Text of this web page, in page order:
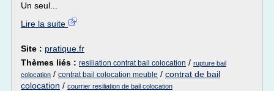
Un seul...
Lire la suite
Site : pratique.fr
Thèmes liés : resiliation contrat bail colocation / rupture bail
colocation / contrat bail colocation meuble / contrat de bail
colocation / courrier resiliation de bail colocation